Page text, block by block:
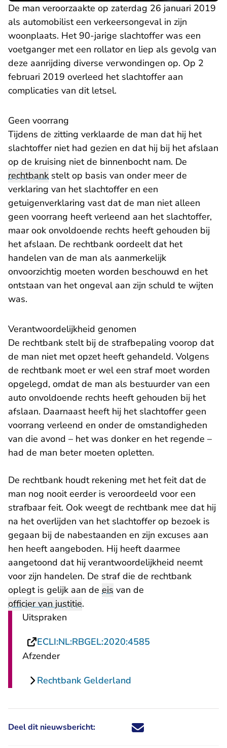
De man veroorzaakte op zaterdag 26 januari 2019
als automobilist een verkeersongeval in zijn
woonplaats. Het 90-jarige slachtoffer was een
voetganger met een rollator en liep als gevolg van
deze aanrijding diverse verwondingen op. Op 2
februari 2019 overleed het slachtoffer aan
complicaties van dit letsel.
Geen voorrang
Tijdens de zitting verklaarde de man dat hij het
slachtoffer niet had gezien en dat hij bij het afslaan
op de kruising niet de binnenbocht nam. De
rechtbank stelt op basis van onder meer de
verklaring van het slachtoffer en een
getuigenverklaring vast dat de man niet alleen
geen voorrang heeft verleend aan het slachtoffer,
maar ook onvoldoende rechts heeft gehouden bij
het afslaan. De rechtbank oordeelt dat het
handelen van de man als aanmerkelijk
onvoorzichtig moeten worden beschouwd en het
ontstaan van het ongeval aan zijn schuld te wijten
was.
Verantwoordelijkheid genomen
De rechtbank stelt bij de strafbepaling voorop dat
de man niet met opzet heeft gehandeld. Volgens
de rechtbank moet er wel een straf moet worden
opgelegd, omdat de man als bestuurder van een
auto onvoldoende rechts heeft gehouden bij het
afslaan. Daarnaast heeft hij het slachtoffer geen
voorrang verleend en onder de omstandigheden
van die avond – het was donker en het regende –
had de man beter moeten opletten.
De rechtbank houdt rekening met het feit dat de
man nog nooit eerder is veroordeeld voor een
strafbaar feit. Ook weegt de rechtbank mee dat hij
na het overlijden van het slachtoffer op bezoek is
gegaan bij de nabestaanden en zijn excuses aan
hen heeft aangeboden. Hij heeft daarmee
aangetoond dat hij verantwoordelijkheid neemt
voor zijn handelen. De straf die de rechtbank
oplegt is gelijk aan de eis van de
officier van justitie.
Uitspraken
ECLI:NL:RBGEL:2020:4585
Afzender
Rechtbank Gelderland
Deel dit nieuwsbericht: Deel dit nieuwsbericht via X -
Deel dit nieuwsbericht via
Deel dit nieuwsbericht
Deel dit